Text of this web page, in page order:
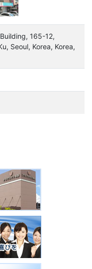
165-12,
Seoul, Korea, Korea,